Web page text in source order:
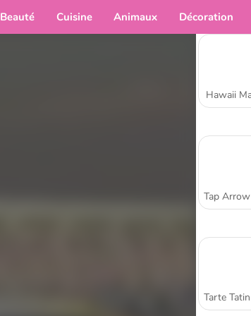
Beauté Cuisine Animaux Décoration
Hawaii